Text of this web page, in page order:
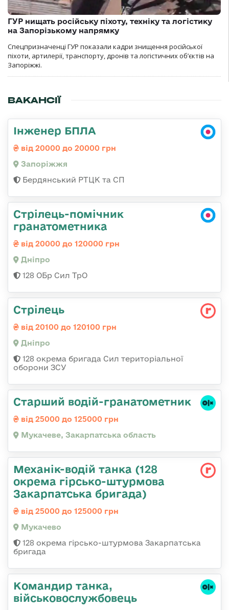
ГУР нищать російську піхоту, техніку та логістику
на Запорізькому напрямку
Спецпризначенці ГУР показали кадри знищення російської
піхоти, артилерії, транспорту, дронів та логістичних об’єктів на
Запоріжжі.
ВАКАНСІЇ
Інженер БПЛА
від 20000 до 20000 грн
Запоріжжя
Бердянський РТЦК та СП
Стрілець-помічник
гранатометника
від 20000 до 120000 грн
Дніпро
128 ОБр Сил ТрО
Стрілець
від 20100 до 120100 грн
Дніпро
128 окрема бригада Сил територіальної
оборони ЗСУ
Старший водій-гранатометник
від 25000 до 125000 грн
Мукачеве, Закарпатська область
Механік-водій танка (128
окрема гірсько-штурмова
Закарпатська бригада)
від 25000 до 125000 грн
Мукачево
128 окрема гірсько-штурмова Закарпатська
бригада
Командир танка,
військовослужбовець